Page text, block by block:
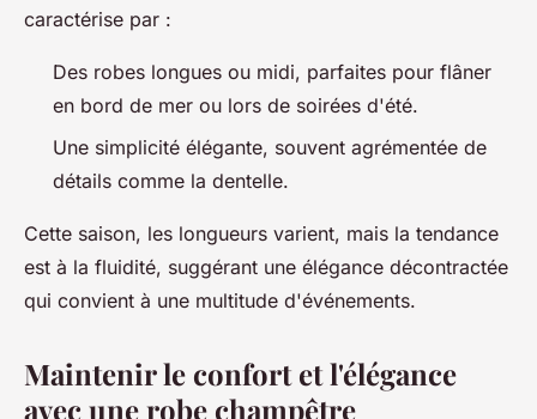
caractérise par :
Des robes longues ou midi, parfaites pour flâner
en bord de mer ou lors de soirées d'été.
Une simplicité élégante, souvent agrémentée de
détails comme la dentelle.
Cette saison, les longueurs varient, mais la tendance
est à la fluidité, suggérant une élégance décontractée
qui convient à une multitude d'événements.
Maintenir le confort et l'élégance
avec une robe champêtre